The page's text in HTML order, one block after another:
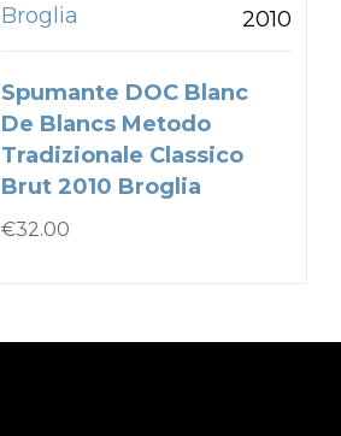
Broglia 2010
Spumante DOC Blanc
De Blancs Metodo
Tradizionale Classico
Brut 2010 Broglia
€32.00